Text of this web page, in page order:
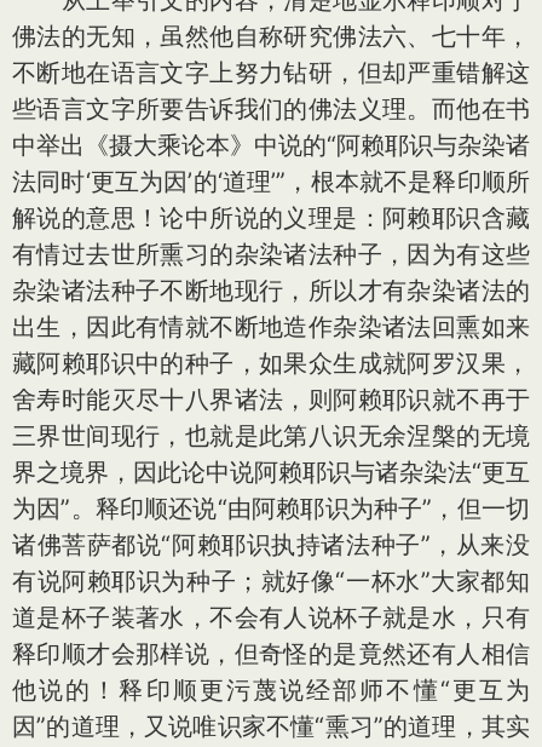
佛法的无知，虽然他自称研究佛法六、七十年，
不断地在语言文字上努力钻研，但却严重错解这
些语言文字所要告诉我们的佛法义理。而他在书
中举出《摄大乘论本》中说的“阿赖耶识与杂染诸
法同时‘更互为因’的‘道理’”，根本就不是释印顺所
解说的意思！论中所说的义理是：阿赖耶识含藏
有情过去世所熏习的杂染诸法种子，因为有这些
杂染诸法种子不断地现行，所以才有杂染诸法的
出生，因此有情就不断地造作杂染诸法回熏如来
藏阿赖耶识中的种子，如果众生成就阿罗汉果，
舍寿时能灭尽十八界诸法，则阿赖耶识就不再于
三界世间现行，也就是此第八识无余涅槃的无境
界之境界，因此论中说阿赖耶识与诸杂染法“更互
为因”。释印顺还说“由阿赖耶识为种子”，但一切
诸佛菩萨都说“阿赖耶识执持诸法种子”，从来没
有说阿赖耶识为种子；就好像“一杯水”大家都知
道是杯子装著水，不会有人说杯子就是水，只有
释印顺才会那样说，但奇怪的是竟然还有人相信
他说的！释印顺更污蔑说经部师不懂“更互为
因”的道理，又说唯识家不懂“熏习”的道理，其实